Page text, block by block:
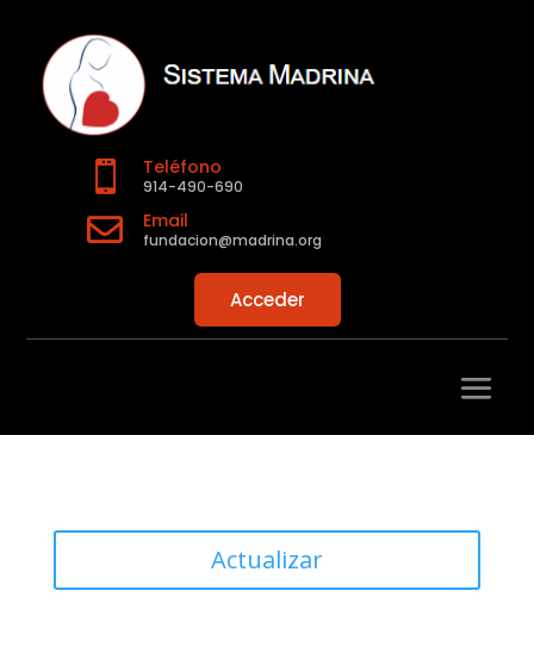
 Teléfono
914-490-690
 Email
fundacion@madrina.org
Acceder
Actualizar